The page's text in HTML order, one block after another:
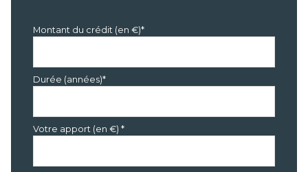
Montant du crédit (en €)*
Durée (années)*
Votre apport (en €) *